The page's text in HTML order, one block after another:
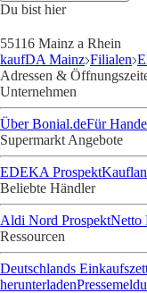
Du bist hier
55116 Mainz a Rhein
kaufDA Mainz Filialen
Adressen &
Unternehmen
Über Bonial.deFür
Supermarkt Angebote
EDEKA Prospekt
Beliebte Händler
Aldi Nord ProspektNetto
Ressourcen
Deutschlands
herunterladen